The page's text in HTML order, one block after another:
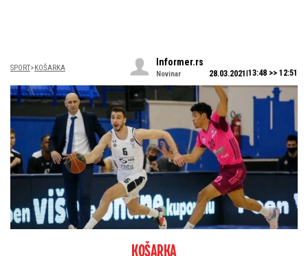
SPORT KOŠARKA
Informer.rs
Novinar 28.03.2021 13:48 >> 12:51
KOŠARKA